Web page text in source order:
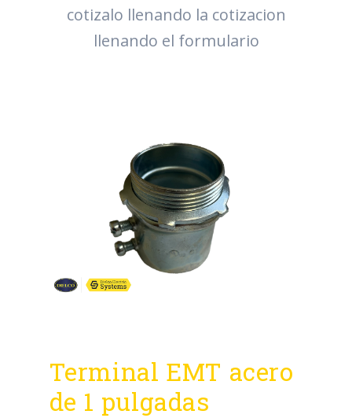
cotizalo llenando la cotizacion
llenando el formulario
Terminal EMT acero
de 1 pulgadas